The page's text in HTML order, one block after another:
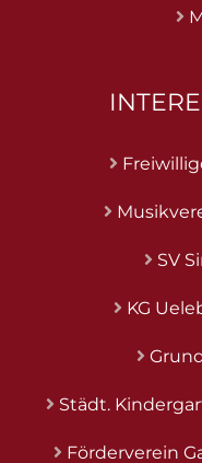
SV
KG
Städt.
Förderverein